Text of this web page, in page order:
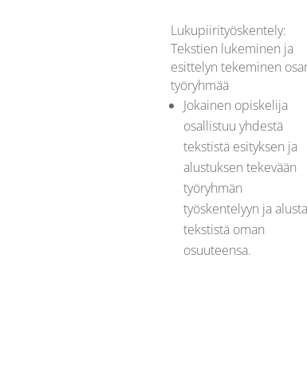
Lukupiirityöskentely:
Tekstien lukeminen ja
esittelyn tekeminen
työryhmää
Jokainen opiskelija
osallistuu yhdestä
tekstistä esityksen ja
alustuksen tekevään
työryhmän
työskentelyyn ja
tekstistä oman
osuuteensa.